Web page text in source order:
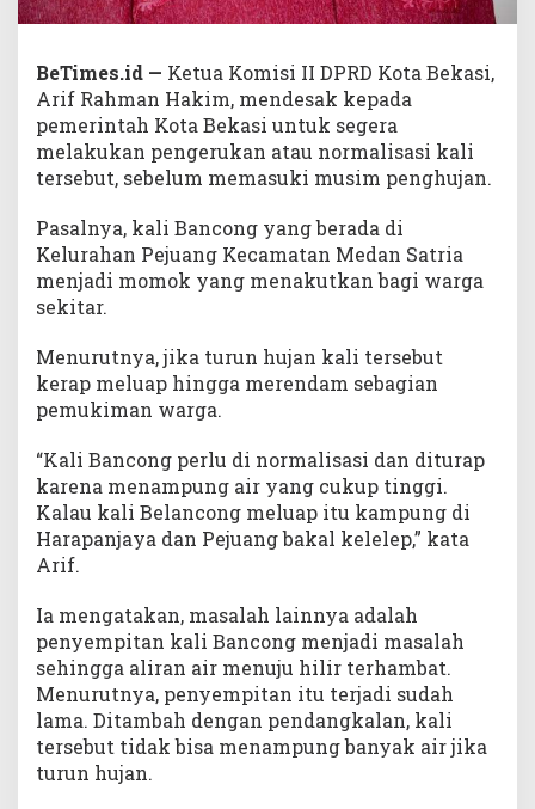
BeTimes.id — Ketua Komisi II DPRD Kota Bekasi,
Arif Rahman Hakim, mendesak kepada
pemerintah Kota Bekasi untuk segera
melakukan pengerukan atau normalisasi kali
tersebut, sebelum memasuki musim penghujan.
Pasalnya, kali Bancong yang berada di
Kelurahan Pejuang Kecamatan Medan Satria
menjadi momok yang menakutkan bagi warga
sekitar.
Menurutnya, jika turun hujan kali tersebut
kerap meluap hingga merendam sebagian
pemukiman warga.
“Kali Bancong perlu di normalisasi dan diturap
karena menampung air yang cukup tinggi.
Kalau kali Belancong meluap itu kampung di
Harapanjaya dan Pejuang bakal kelelep,” kata
Arif.
Ia mengatakan, masalah lainnya adalah
penyempitan kali Bancong menjadi masalah
sehingga aliran air menuju hilir terhambat.
Menurutnya, penyempitan itu terjadi sudah
lama. Ditambah dengan pendangkalan, kali
tersebut tidak bisa menampung banyak air jika
turun hujan.